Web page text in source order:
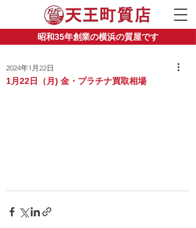
昭和35年創業の横浜の質屋です
1月22日（月) 金・プラチナ買取相場
2024年1月22日